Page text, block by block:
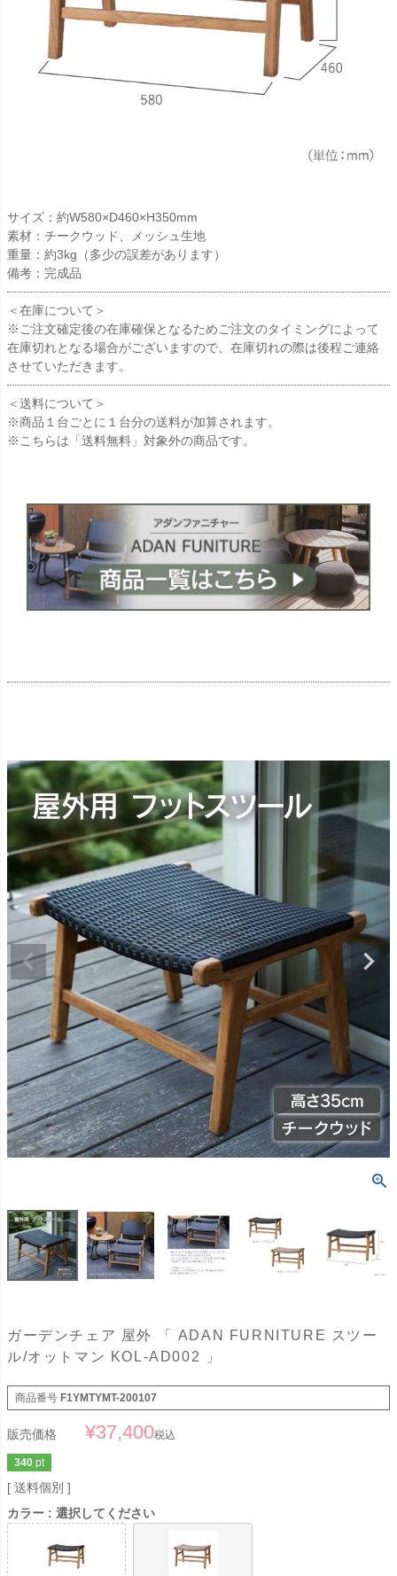
サイズ：約W580×D460×H350mm
素材：チークウッド、メッシュ生地
重量：約3kg（多少の誤差があります）
備考：完成品
＜在庫について＞
※ご注文確定後の在庫確保となるためご注文のタイミングによって
在庫切れとなる場合がございますので、在庫切れの際は後程ご連絡
させていただきます。
＜送料について＞
※商品１台ごとに１台分の送料が加算されます。
※こちらは「送料無料」対象外の商品です。
ガーデンチェア 屋外 「 ADAN FURNITURE スツー
ル/オットマン KOL-AD002 」
商品番号 F1YMTYMT-200107
販売価格 ¥37,400税込
340 pt
送料個別
カラー
選択してください